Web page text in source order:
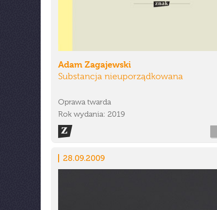
Adam Zagajewski
Substancja nieuporządkowana
Oprawa twarda
Rok wydania: 2019
28.09.2009